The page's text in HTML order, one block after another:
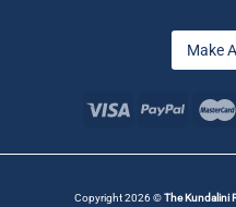
Make
Copyright 2026 ©The Kundalini